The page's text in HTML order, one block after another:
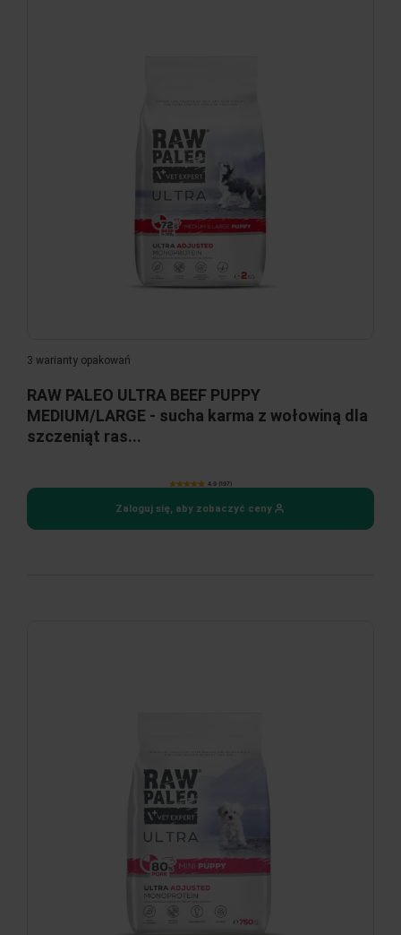
3 warianty opakowań
RAW PALEO ULTRA BEEF PUPPY
MEDIUM/LARGE - sucha karma z wołowiną dla
szczeniąt ras...
4.9 (197)
Zaloguj się, aby zobaczyć ceny